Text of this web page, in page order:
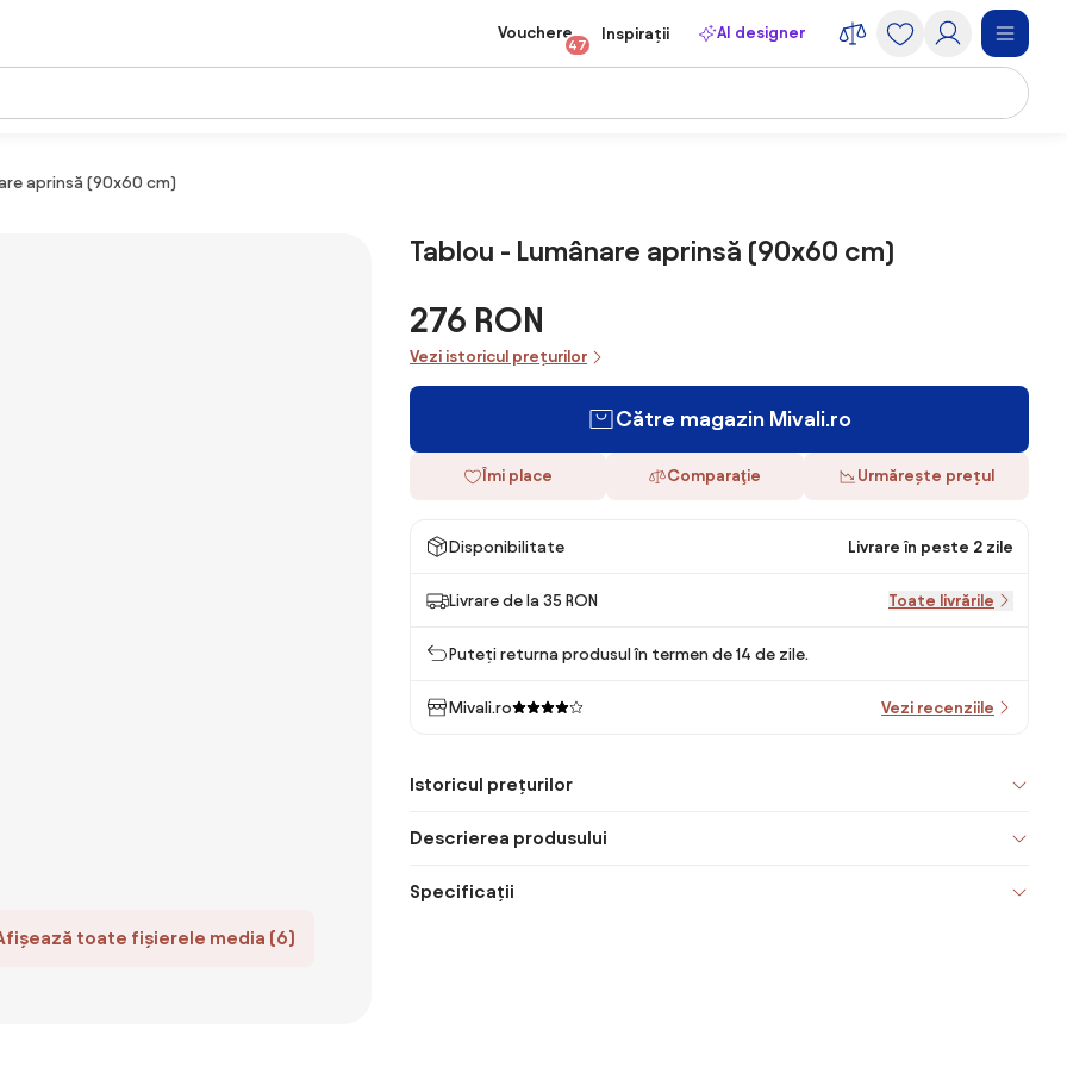
Vouchere
47
Inspirații AI designer
aprinsă (90x60 cm)
toate fișierele media (6)
Tablou - Lumânare aprinsă (90x60 cm)
276 RON
Vezi istoricul prețurilor
Către magazin Mivali.ro
Îmi place Comparaţie Urmărește prețul
Disponibilitate Livrare în peste 2 zile
Livrare de la 35 RON Toate livrările
Puteți returna produsul în termen de 14 de zile.
Mivali.ro Vezi recenziile
Istoricul prețurilor
Descrierea produsului
Specificații